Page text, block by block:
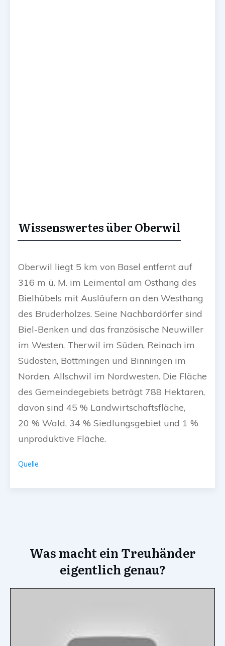
Wissenswertes über Oberwil
Oberwil liegt 5 km von Basel entfernt auf
316 m ü. M. im Leimental am Osthang des
Bielhübels mit Ausläufern an den Westhang
des Bruderholzes. Seine Nachbardörfer sind
Biel-Benken und das französische Neuwiller
im Westen, Therwil im Süden, Reinach im
Südosten, Bottmingen und Binningen im
Norden, Allschwil im Nordwesten. Die Fläche
des Gemeindegebiets beträgt 788 Hektaren,
davon sind 45 % Landwirtschaftsfläche,
20 % Wald, 34 % Siedlungsgebiet und 1 %
unproduktive Fläche.
Quelle
Was macht ein Treuhänder
eigentlich genau?